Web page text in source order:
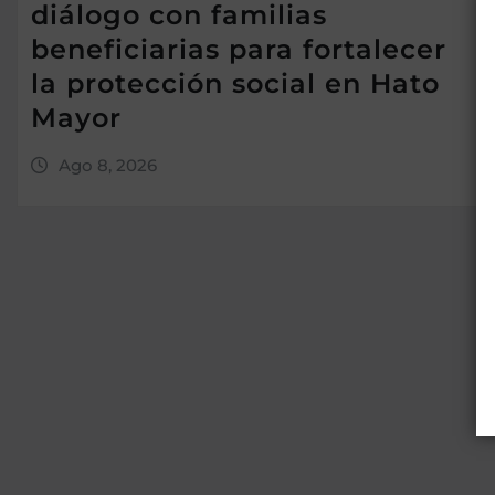
diálogo con familias
beneficiarias para fortalecer
la protección social en Hato
Mayor
Ago 8, 2026